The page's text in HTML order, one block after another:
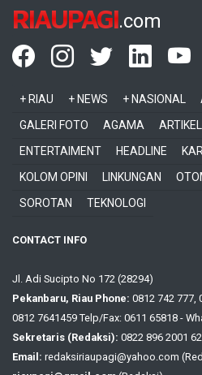
RIAUPAGI.com
+ RIAU + NEWS + NASIONAL
GALERI FOTO
AGAMA ARTIKEL
ENTERTAIMENT
HEADLINE
KOLOM OPINI
LINKUNGAN
SOROTAN
TEKNOLOGI
CONTACT INFO
Jl. Adi Sucipto No 172 (28294)
Pekanbaru, Riau Phone: 0812 742 777,
0812 7641459 Telp/Fax: 0611 65818 -
Sekretaris (Redaksi): 0822 896 2001
Email: redaksiriaupagi@yahoo.com